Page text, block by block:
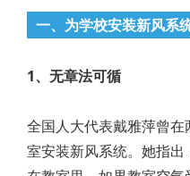
一、为学校安装新风系
1、无章法可循
全国人大代表戴雅萍曾
室安装新风系统。她指